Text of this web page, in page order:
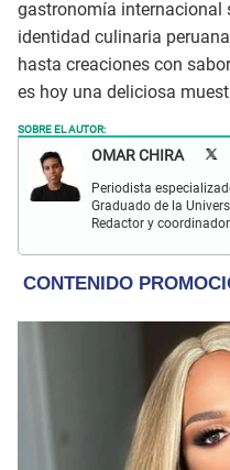
gastronomía internacional
identidad culinaria
hasta creaciones con
es hoy una deliciosa
SOBRE EL AUTOR:
OMAR CHIRA
Periodista
Graduado de la
Redactor y coordinador en El